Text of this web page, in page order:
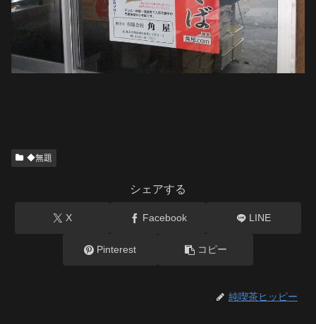
◆無題
シェアする
X Facebook LINE
Pinterest コピー
純喫茶ヒッピー